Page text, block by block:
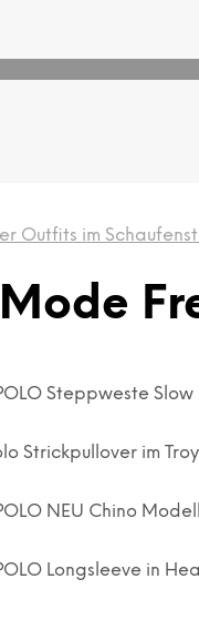
Outfits im
Steppweste
Strickpullover im
NEU Chino
Longsleeve in